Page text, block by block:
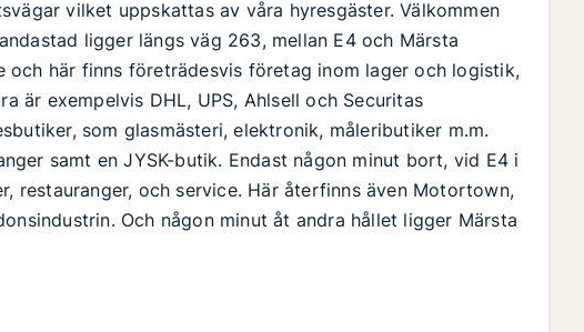
vilket uppskattas av våra hyresgäster. Välkommen
ligger längs väg 263, mellan E4 och Märsta
och här finns företrädesvis företag inom lager och logistik,
är exempelvis DHL, UPS, Ahlsell och Securitas
som glasmästeri, elektronik, måleributiker m.m.
samt en JYSK-butik. Endast någon minut bort, vid E4 i
restauranger, och service. Här återfinns även Motortown,
Och någon minut åt andra hållet ligger Märsta